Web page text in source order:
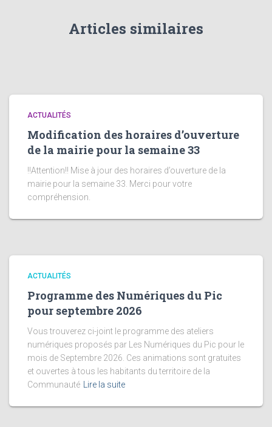
Articles similaires
ACTUALITÉS
Modification des horaires d’ouverture
de la mairie pour la semaine 33
!!Attention!! Mise à jour des horaires d’ouverture de la
mairie pour la semaine 33. Merci pour votre
compréhension.
ACTUALITÉS
Programme des Numériques du Pic
pour septembre 2026
Vous trouverez ci-joint le programme des ateliers
numériques proposés par Les Numériques du Pic pour le
mois de Septembre 2026. Ces animations sont gratuites
et ouvertes à tous les habitants du territoire de la
Communauté
Lire la suite